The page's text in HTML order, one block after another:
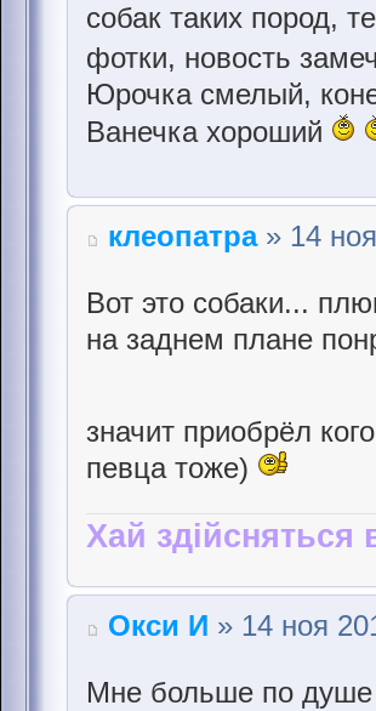
собак таких пород,
фотки, новость
Юрочка смелый,
Ванечка хороший
клеопатра» 14
Вот это собаки...
на заднем плане
значит приобрёл
певца тоже)
Хай здійсняться
Окси И » 14 ноя
Мне больше по душе